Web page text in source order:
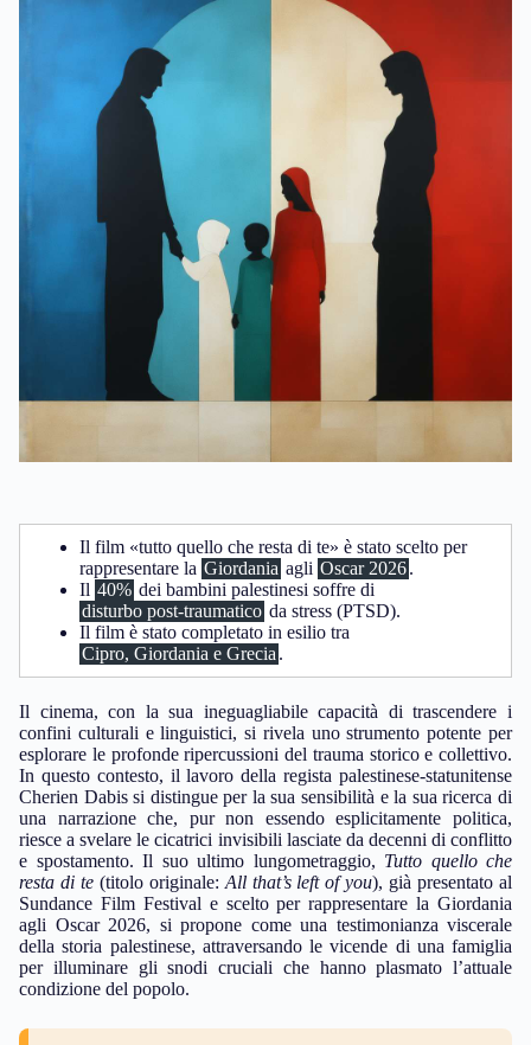
Il film «tutto quello che resta di te» è stato scelto per
rappresentare la Giordania agli Oscar 2026.
Il 40% dei bambini palestinesi soffre di
disturbo post-traumatico da stress (PTSD).
Il film è stato completato in esilio tra
Cipro, Giordania e Grecia .
Il cinema, con la sua ineguagliabile capacità di trascendere i
confini culturali e linguistici, si rivela uno strumento potente per
esplorare le profonde ripercussioni del trauma storico e collettivo.
In questo contesto, il lavoro della regista palestinese-statunitense
Cherien Dabis si distingue per la sua sensibilità e la sua ricerca di
una narrazione che, pur non essendo esplicitamente politica,
riesce a svelare le cicatrici invisibili lasciate da decenni di conflitto
e spostamento. Il suo ultimo lungometraggio, Tutto quello che
resta di te(titolo originale: All that’s left of you), già presentato al
Sundance Film Festival e scelto per rappresentare la Giordania
agli Oscar 2026, si propone come una testimonianza viscerale
della storia palestinese, attraversando le vicende di una famiglia
per illuminare gli snodi cruciali che hanno plasmato l’attuale
condizione del popolo.